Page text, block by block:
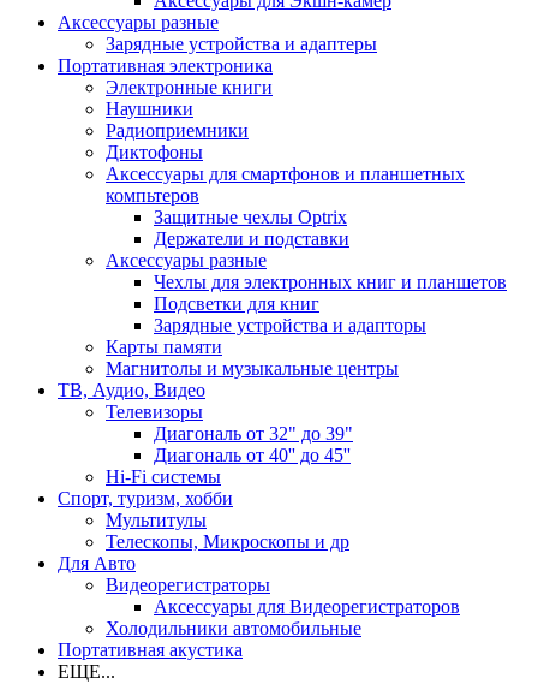
Аксессуары разные
Зарядные устройства и адаптеры
Портативная электроника
Электронные книги
Наушники
Радиоприемники
Диктофоны
Аксессуары для смартфонов и планшетных
компьтеров
Защитные чехлы Optrix
Держатели и подставки
Аксессуары разные
Чехлы для электронных книг и планшетов
Подсветки для книг
Зарядные устройства и адапторы
Карты памяти
Магнитолы и музыкальные центры
ТВ, Аудио, Видео
Телевизоры
Диагональ от 32" до 39"
Диагональ от 40'' до 45''
Hi-Fi системы
Спорт, туризм, хобби
Мультитулы
Телескопы, Микроскопы и др
Для Авто
Видеорегистраторы
Аксессуары для Видеорегистраторов
Холодильники автомобильные
Портативная акустика
ЕЩЕ...